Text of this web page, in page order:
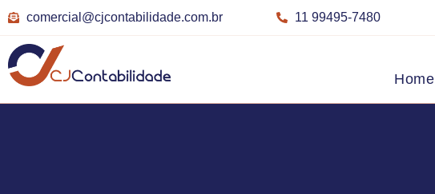
comercial@cjcontabilidade.com.br 11 99495-7480
Home